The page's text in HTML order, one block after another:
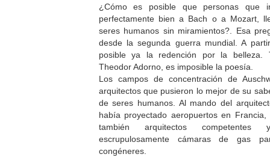
¿Cómo es posible que personas que
perfectamente bien a Bach o a Mozart,
seres humanos sin miramientos?. Esa
desde la segunda guerra mundial. A
posible ya la redención por la belleza.
Theodor Adorno, es imposible la poesía.
Los campos de concentración de
arquitectos que pusieron lo mejor de su
de seres humanos. Al mando del
había proyectado aeropuertos en
también arquitectos competentes
escrupulosamente cámaras de gas
congéneres.